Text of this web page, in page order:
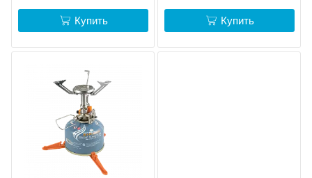
Купить Купить